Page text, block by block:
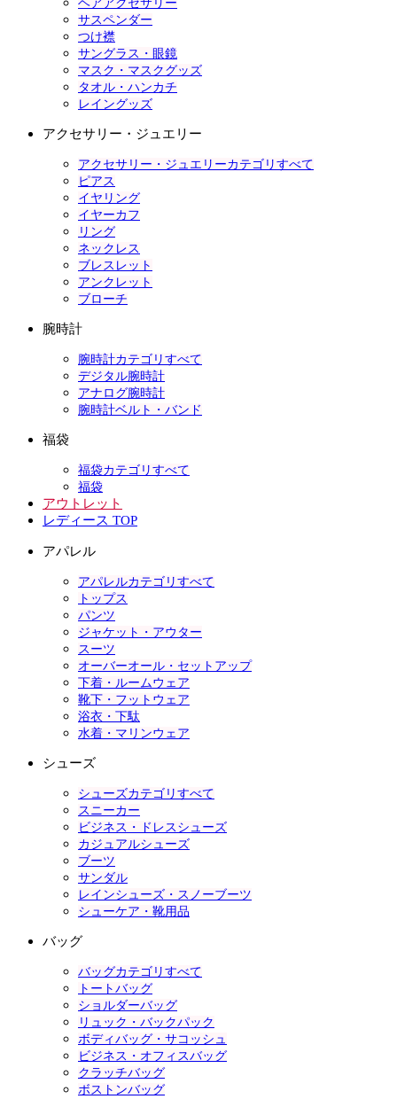
ヘアアクセサリー
サスペンダー
つけ襟
サングラス・眼鏡
マスク・マスクグッズ
タオル・ハンカチ
レイングッズ
アクセサリー・ジュエリー
アクセサリー・ジュエリーカテゴリすべて
ピアス
イヤリング
イヤーカフ
リング
ネックレス
ブレスレット
アンクレット
ブローチ
腕時計
腕時計カテゴリすべて
デジタル腕時計
アナログ腕時計
腕時計ベルト・バンド
福袋
福袋カテゴリすべて
福袋
アウトレット
レディース TOP
アパレル
アパレルカテゴリすべて
トップス
パンツ
ジャケット・アウター
スーツ
オーバーオール・セットアップ
下着・ルームウェア
靴下・フットウェア
浴衣・下駄
水着・マリンウェア
シューズ
シューズカテゴリすべて
スニーカー
ビジネス・ドレスシューズ
カジュアルシューズ
ブーツ
サンダル
レインシューズ・スノーブーツ
シューケア・靴用品
バッグ
バッグカテゴリすべて
トートバッグ
ショルダーバッグ
リュック・バックパック
ボディバッグ・サコッシュ
ビジネス・オフィスバッグ
クラッチバッグ
ボストンバッグ